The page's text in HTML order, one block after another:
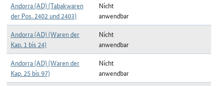
Andorra (AD) (Tabakwaren
der Pos. 2402 und 2403)
Nicht
anwendbar
Andorra (AD) (Waren der
Kap. 1 bis 24)
Nicht
anwendbar
Andorra (AD) (Waren der
Kap. 25 bis 97)
Nicht
anwendbar